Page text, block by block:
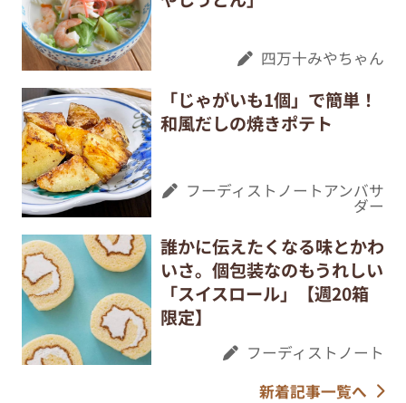
四万十みやちゃん
「じゃがいも1個」で簡単！
和風だしの焼きポテト
フーディストノートアンバサ
ダー
誰かに伝えたくなる味とかわ
いさ。個包装なのもうれしい
「スイスロール」【週20箱
限定】
フーディストノート
新着記事一覧へ